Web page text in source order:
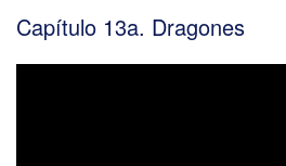
Capítulo 13a. Dragones